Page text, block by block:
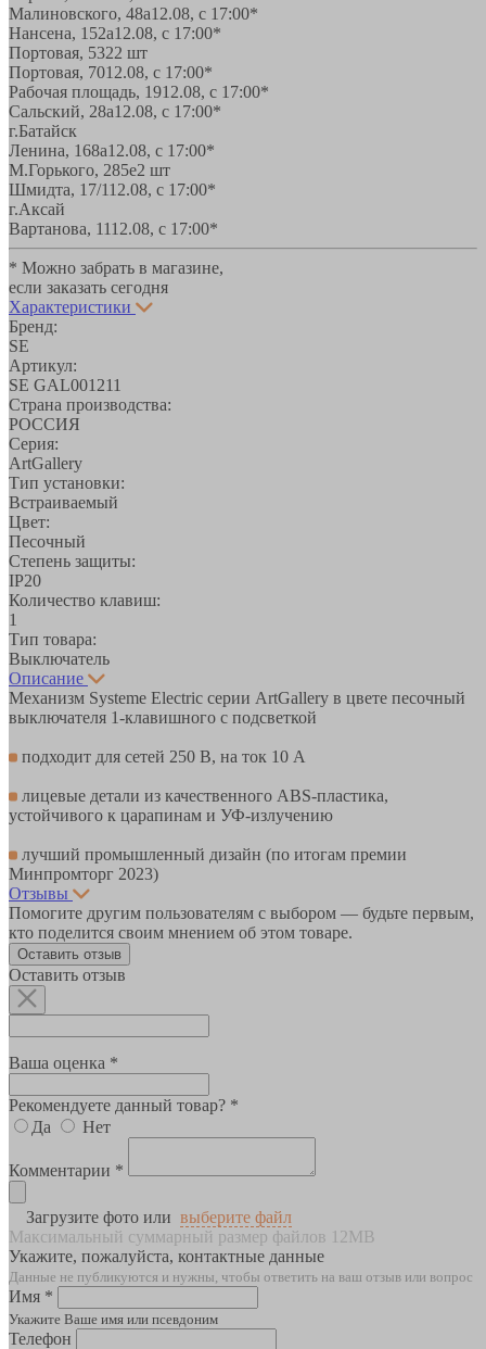
Малиновского, 48а12.08, с 17:00*
Нансена, 152а12.08, с 17:00*
Портовая, 5322 шт
Портовая, 7012.08, с 17:00*
Рабочая площадь, 1912.08, с 17:00*
Сальский, 28a12.08, с 17:00*
г.Батайск
Ленина, 168а12.08, с 17:00*
М.Горького, 285е2 шт
Шмидта, 17/112.08, с 17:00*
г.Аксай
Вартанова, 1112.08, с 17:00*
* Можно забрать в магазине,
если заказать сегодня
Характеристики
Бренд:
SE
Артикул:
SE GAL001211
Страна производства:
РОССИЯ
Серия:
ArtGallery
Тип установки:
Встраиваемый
Цвет:
Песочный
Степень защиты:
IP20
Количество клавиш:
1
Тип товара:
Выключатель
Описание
Механизм Systeme Electric серии ArtGallery в цвете песочный
выключателя 1-клавишного с подсветкой
подходит для сетей 250 В, на ток 10 А
лицевые детали из качественного ABS-пластика,
устойчивого к царапинам и УФ-излучению
лучший промышленный дизайн (по итогам премии
Минпромторг 2023)
Отзывы
Помогите другим пользователям с выбором — будьте первым,
кто поделится своим мнением об этом товаре.
Оставить отзыв
Оставить отзыв
Ваша оценка *
Рекомендуете данный товар? *
Да
Нет
Комментарии *
Загрузите фото или выберите файл
Максимальный суммарный размер файлов 12MB
Укажите, пожалуйста, контактные данные
Данные не публикуются и нужны, чтобы ответить на ваш отзыв или вопрос
Имя *
Укажите Ваше имя или псевдоним
Телефон